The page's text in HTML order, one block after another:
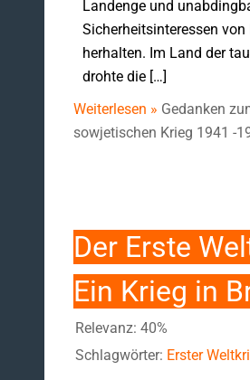
Landenge und
Sicherheitsinteressen von
herhalten. Im Land der
drohte die […]
Weiterlesen » Gedanken
sowjetischen Krieg 1941 -
Der Erste
Ein Krieg in
Relevanz: 40%
Schlagwörter: Erster